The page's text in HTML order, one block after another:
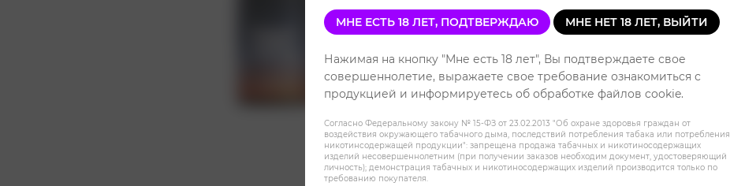
Арбузная жвачка
Виноградный чупа-чупс
МНЕ ЕСТЬ 18 ЛЕТ, ПОДТВЕРЖДАЮ МНЕ НЕТ 18 ЛЕТ, ВЫЙТИ
Нажимая на кнопку "Мне есть 18 лет", Вы подтверждаете свое
совершеннолетие, выражаете свое требование ознакомиться с
продукцией и информируетесь об обработке файлов cookie.
Согласно Федеральному закону № 15-ФЗ от 23.02.2013 "Об охране здоровья граждан от
воздействия окружающего табачного дыма, последствий потребления табака или потребления
никотинсодержащей продукции": запрещена продажа табачных и никотиносодержащих
изделий несовершеннолетним (при получении заказов необходим документ, удостоверяющий
личность); демонстрация табачных и никотиносодержащих изделий производится только по
требованию покупателя.